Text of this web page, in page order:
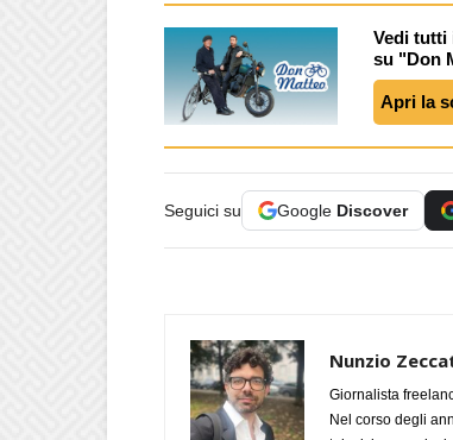
Vedi tutti
su "Don
Apri la
Seguici su Google Discover
Nunzio
Giornalista
Nel corso degli